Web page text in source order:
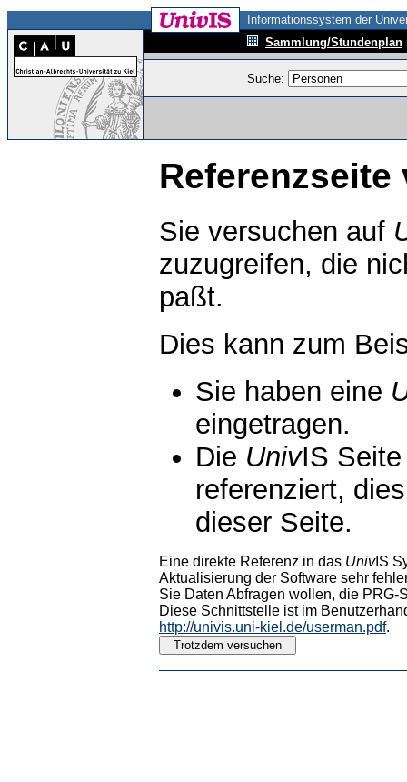
Informationssystem der
Sammlung/Stundenplan
Suche:
Referenzseite
Sie versuchen auf
zuzugreifen, die
paßt.
Dies kann zum
Sie haben eine
eingetragen.
Die UnivIS
referenziert,
dieser Seite.
Eine direkte Referenz in das UnivIS
Aktualisierung der Software sehr
Sie Daten Abfragen wollen, die PRG-
Diese Schnittstelle ist im
http://univis.uni-kiel.de/userman.pdf.